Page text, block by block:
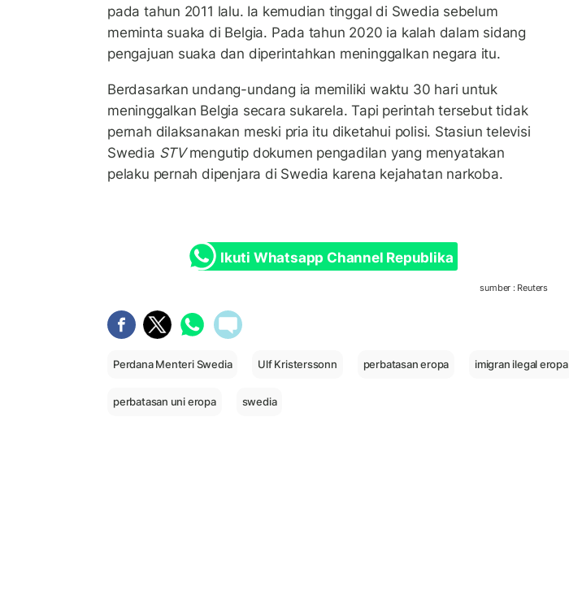
pada tahun 2011 lalu. Ia kemudian tinggal di Swedia sebelum
meminta suaka di Belgia. Pada tahun 2020 ia kalah dalam sidang
pengajuan suaka dan diperintahkan meninggalkan negara itu.
Berdasarkan undang-undang ia memiliki waktu 30 hari untuk
meninggalkan Belgia secara sukarela. Tapi perintah tersebut tidak
pernah dilaksanakan meski pria itu diketahui polisi. Stasiun televisi
Swedia STVmengutip dokumen pengadilan yang menyatakan
pelaku pernah dipenjara di Swedia karena kejahatan narkoba.
Ikuti Whatsapp Channel Republika
sumber : Reuters
Perdana Menteri Swedia Ulf Kristerssonn perbatasan eropa imigran ilegal eropa
perbatasan uni eropa swedia